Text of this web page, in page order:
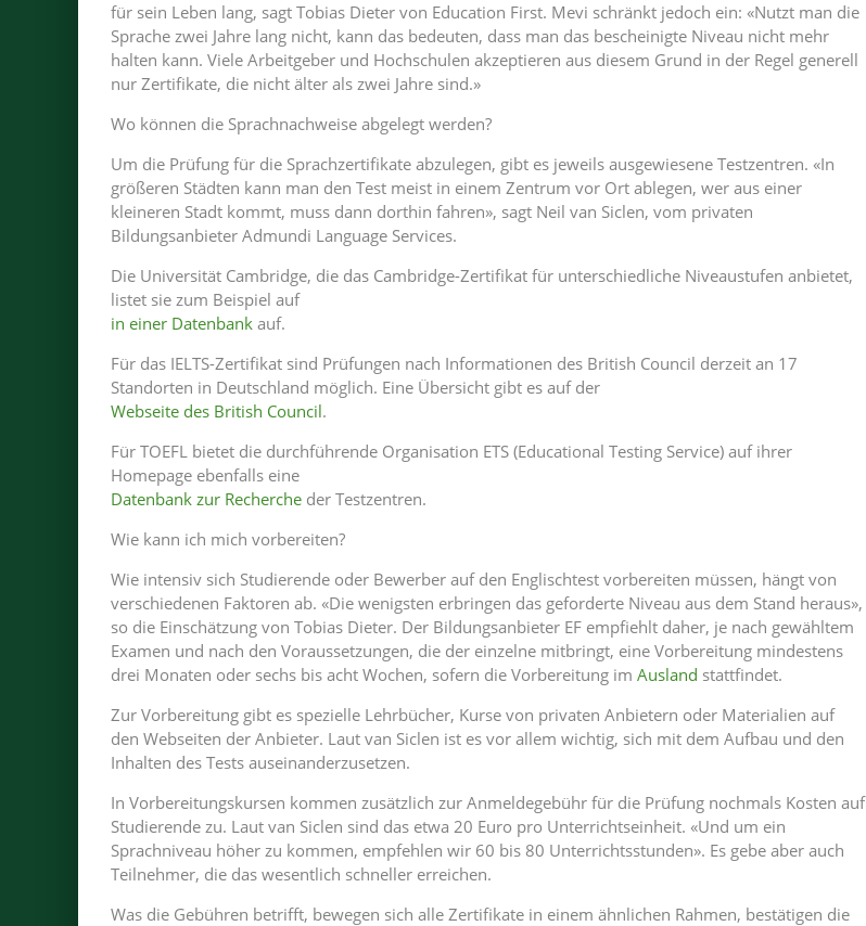
für sein Leben lang, sagt Tobias Dieter von Education First. Mevi schränkt jedoch ein: «Nutzt man die
Sprache zwei Jahre lang nicht, kann das bedeuten, dass man das bescheinigte Niveau nicht mehr
halten kann. Viele Arbeitgeber und Hochschulen akzeptieren aus diesem Grund in der Regel generell
nur Zertifikate, die nicht älter als zwei Jahre sind.»
Wo können die Sprachnachweise abgelegt werden?
Um die Prüfung für die Sprachzertifikate abzulegen, gibt es jeweils ausgewiesene Testzentren. «In
größeren Städten kann man den Test meist in einem Zentrum vor Ort ablegen, wer aus einer
kleineren Stadt kommt, muss dann dorthin fahren», sagt Neil van Siclen, vom privaten
Bildungsanbieter Admundi Language Services.
Die Universität Cambridge, die das Cambridge-Zertifikat für unterschiedliche Niveaustufen anbietet,
listet sie zum Beispiel auf
in einer Datenbank auf.
Für das IELTS-Zertifikat sind Prüfungen nach Informationen des British Council derzeit an 17
Standorten in Deutschland möglich. Eine Übersicht gibt es auf der
Webseite des British Council.
Für TOEFL bietet die durchführende Organisation ETS (Educational Testing Service) auf ihrer
Homepage ebenfalls eine
Datenbank zur Recherche der Testzentren.
Wie kann ich mich vorbereiten?
Wie intensiv sich Studierende oder Bewerber auf den Englischtest vorbereiten müssen, hängt von
verschiedenen Faktoren ab. «Die wenigsten erbringen das geforderte Niveau aus dem Stand heraus»,
so die Einschätzung von Tobias Dieter. Der Bildungsanbieter EF empfiehlt daher, je nach gewähltem
Examen und nach den Voraussetzungen, die der einzelne mitbringt, eine Vorbereitung mindestens
drei Monaten oder sechs bis acht Wochen, sofern die Vorbereitung im Ausland stattfindet.
Zur Vorbereitung gibt es spezielle Lehrbücher, Kurse von privaten Anbietern oder Materialien auf
den Webseiten der Anbieter. Laut van Siclen ist es vor allem wichtig, sich mit dem Aufbau und den
Inhalten des Tests auseinanderzusetzen.
In Vorbereitungskursen kommen zusätzlich zur Anmeldegebühr für die Prüfung nochmals Kosten auf
Studierende zu. Laut van Siclen sind das etwa 20 Euro pro Unterrichtseinheit. «Und um ein
Sprachniveau höher zu kommen, empfehlen wir 60 bis 80 Unterrichtsstunden». Es gebe aber auch
Teilnehmer, die das wesentlich schneller erreichen.
Was die Gebühren betrifft, bewegen sich alle Zertifikate in einem ähnlichen Rahmen, bestätigen die